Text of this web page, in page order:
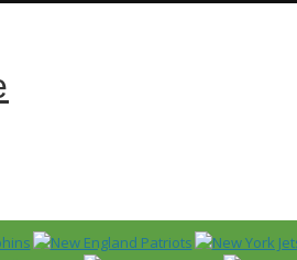
Américain (Foot US)